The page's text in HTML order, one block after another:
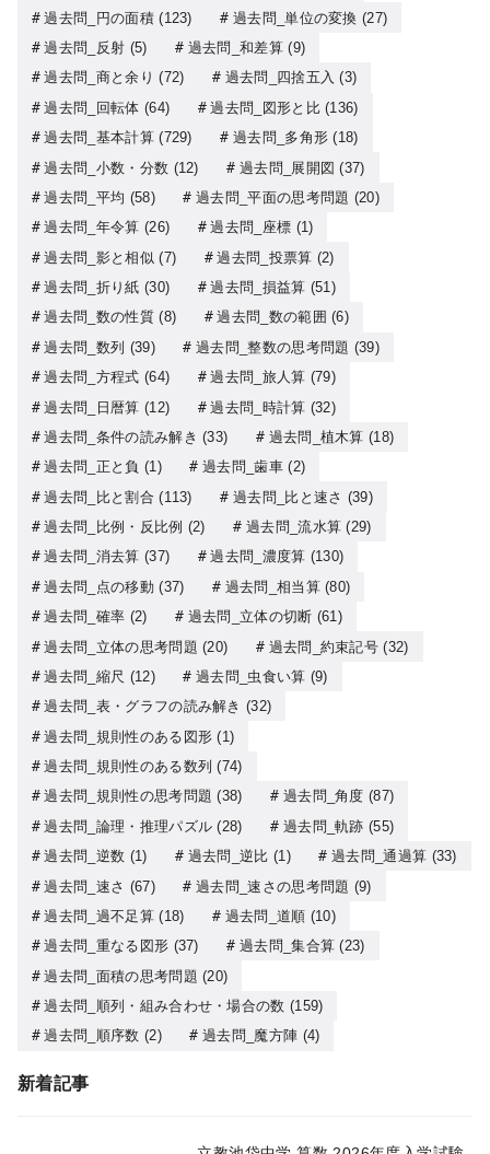
過去問_円の面積(123) 過去問_単位の変換 (27)
過去問_反射 (5) 過去問_和差算(9)
過去問_商と余り (72) 過去問_四捨五入 (3)
過去問_回転体 (64) 過去問_図形と比(136)
過去問_基本計算(729) 過去問_多角形 (18)
過去問_小数・分数 (12) 過去問_展開図 (37)
過去問_平均 (58) 過去問_平面の思考問題 (20)
過去問_年令算 (26) 過去問_座標 (1)
過去問_影と相似 (7) 過去問_投票算 (2)
過去問_折り紙 (30) 過去問_損益算 (51)
過去問_数の性質(8) 過去問_数の範囲 (6)
過去問_数列 (39) 過去問_整数の思考問題 (39)
過去問_方程式 (64) 過去問_旅人算 (79)
過去問_日暦算 (12) 過去問_時計算 (32)
過去問_条件の読み解き (33) 過去問_植木算 (18)
過去問_正と負 (1) 過去問_歯車(2)
過去問_比と割合(113) 過去問_比と速さ (39)
過去問_比例・反比例 (2) 過去問_流水算 (29)
過去問_消去算 (37) 過去問_濃度算 (130)
過去問_点の移動(37) 過去問_相当算(80)
過去問_確率 (2) 過去問_立体の切断 (61)
過去問_立体の思考問題 (20) 過去問_約束記号 (32)
過去問_縮尺 (12) 過去問_虫食い算 (9)
過去問_表・グラフの読み解き (32)
過去問_規則性のある図形 (1)
過去問_規則性のある数列 (74)
過去問_規則性の思考問題 (38) 過去問_角度 (87)
過去問_論理・推理パズル (28) 過去問_軌跡 (55)
過去問_逆数 (1) 過去問_逆比 (1) 過去問_通過算 (33)
過去問_速さ (67) 過去問_速さの思考問題 (9)
過去問_過不足算(18) 過去問_道順 (10)
過去問_重なる図形 (37) 過去問_集合算 (23)
過去問_面積の思考問題 (20)
過去問_順列・組み合わせ・場合の数 (159)
過去問_順序数 (2) 過去問_魔方陣 (4)
新着記事